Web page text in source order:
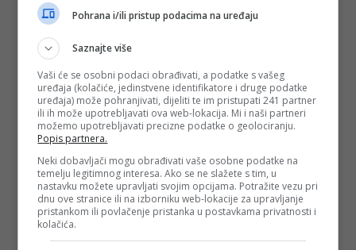
GP Maljevac/DEPO PORTAL/af)
PODIJELI NA
Depo.bapratite putem društvenih mreža Twitter iFacebook
Pohrana i/ili pristup podacima na uređaju
Saznajte više
Vaši će se osobni podaci obrađivati, a podatke s vašeg
uređaja (kolačiće, jedinstvene identifikatore i druge podatke
uređaja) može pohranjivati, dijeliti te im pristupati 241 partner
ili ih može upotrebljavati ova web-lokacija. Mi i naši partneri
možemo upotrebljavati precizne podatke o geolociranju.
Popis partnera.
Neki dobavljači mogu obrađivati vaše osobne podatke na
temelju legitimnog interesa. Ako se ne slažete s tim, u
nastavku možete upravljati svojim opcijama. Potražite vezu pri
dnu ove stranice ili na izborniku web-lokacije za upravljanje
pristankom ili povlačenje pristanka u postavkama privatnosti i
kolačića.